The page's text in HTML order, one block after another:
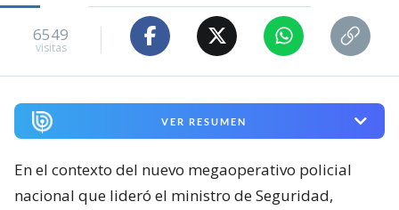
6549
visitas
VER RESUMEN
En el contexto del nuevo megaoperativo policial
nacional que lideró el ministro de Seguridad,